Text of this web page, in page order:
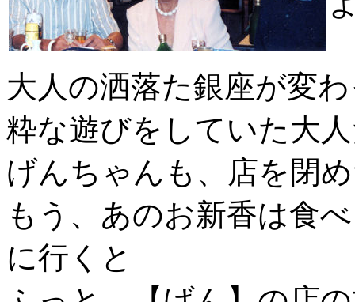
大人の洒落た銀座が変
粋な遊びをしていた大
げんちゃんも、店を閉
もう、あのお新香は食
に行くと